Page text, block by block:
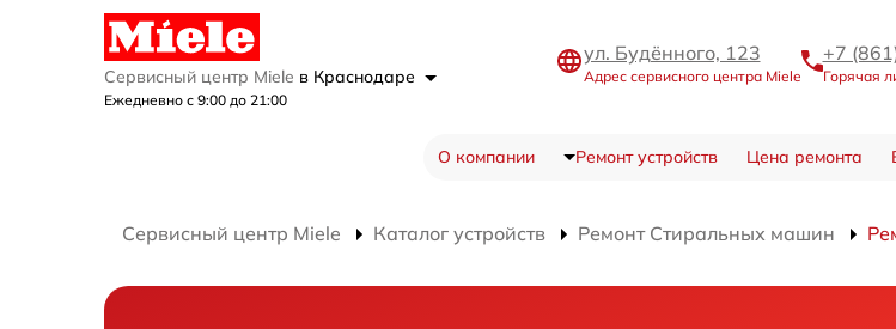
Сервисный центр Miele в Краснодаре
Ежедневно с 9:00 до 21:00
ул. Будённого, 123
Адрес сервисного центра Miele
+7
Горячая
О компании Ремонт устройств Цена ремонта
Сервисный центр Miele Каталог устройств Ремонт Стиральных машин